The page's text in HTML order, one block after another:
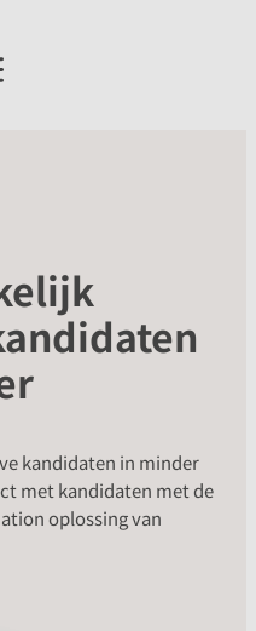
kandidaten in minder
met kandidaten met de
oplossing van